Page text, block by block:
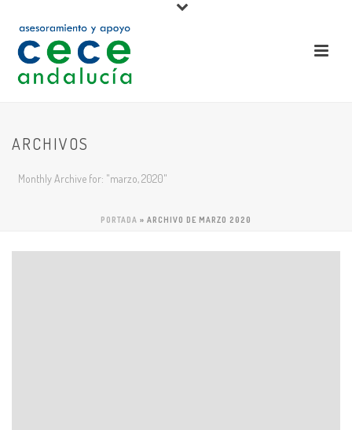
ARCHIVOS
Monthly Archive for: "marzo, 2020"
PORTADA » ARCHIVO DE MARZO 2020